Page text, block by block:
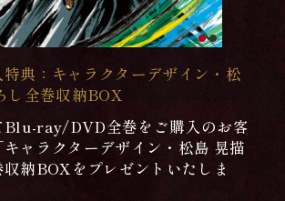
典：キャラクターデザイン・松
し全巻収納BOX
Blu-ray/DVD全巻をご購入のお客
ャラクターデザイン・松島 晃描
納BOXをプレゼントいたしま